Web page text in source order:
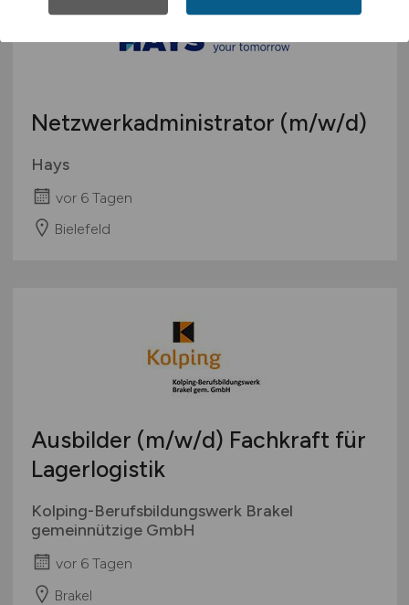
Netzwerkadministrator (m/w/d)
Hays
vor 6 Tagen
Bielefeld
Ausbilder (m/w/d) Fachkraft für
Lagerlogistik
Kolping-Berufsbildungswerk Brakel
gemeinnützige GmbH
vor 6 Tagen
Brakel